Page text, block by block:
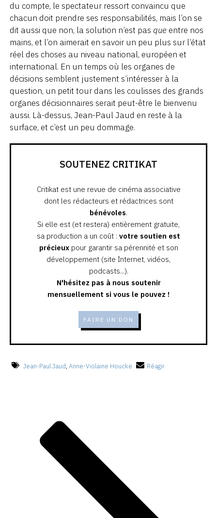
du compte, le spectateur ressort convaincu que
chacun doit prendre ses responsabilités, mais l’on se
dit aussi que non, la solution n’est pas que entre nos
mains, et l’on aimerait en savoir un peu plus sur l’état
réel des choses au niveau national, européen et
international. En un temps où les organes de
décisions semblent justement s’intéresser à la
question, un petit tour dans les coulisses des grands
organes décisionnaires serait peut-être le bienvenu
aussi. Là-dessus, Jean-Paul Jaud en reste à la
surface, et c’est un peu dommage.
SOUTENEZ CRITIKAT
Critikat est une revue de cinéma associative
dont les rédacteurs et rédactrices sont
bénévoles.
Si elle est (et restera) entièrement gratuite,
sa production a un coût : votre soutien est
précieuxpour garantir sa pérennité et son
développement (site Internet, vidéos,
podcasts...).
N'hésitez pas à nous soutenir
mensuellement si vous le pouvez !
FAIRE UN DON
Jean-Paul Jaud, Anne-Violaine Houcke Réagir